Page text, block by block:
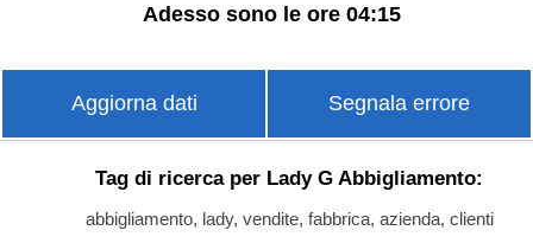
Adesso sono le ore 04:15
Aggiorna dati Segnala errore
Tag di ricerca per Lady G Abbigliamento:
abbigliamento, lady, vendite, fabbrica, azienda, clienti